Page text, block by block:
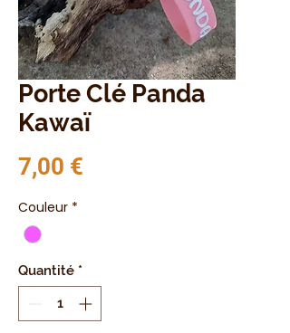
Porte Clé Panda
Kawaï
7,00 €
Couleur *
Quantité *